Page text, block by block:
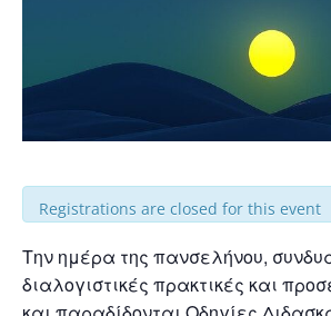
Registrations are closed for this event
Την ημέρα της πανσελήνου,
διαλογιστικές πρακτικές και